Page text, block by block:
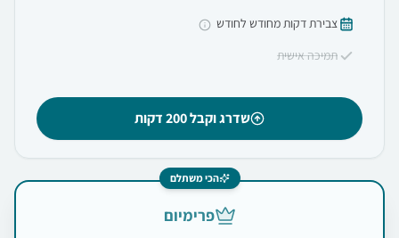
צבירת דקות מחודש לחודש
תמיכה אישית
שדרג וקבל 200 דקות
הכי משתלם
פרימיום